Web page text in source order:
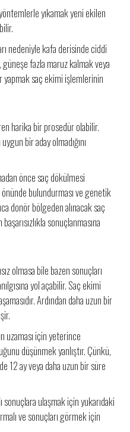
yıkamak yeni ekilen
nedeniyle kafa derisinde ciddi
fazla maruz kalmak veya
saç ekimi işlemlerinin
harika bir prosedür olabilir.
bir aday olmadığını
önce saç dökülmesi
bulundurması ve genetik
donör bölgeden alınacak saç
sonuçlanmasına
olmasa bile bazen sonuçları
yol açabilir. Saç ekimi
Ardından daha uzun bir
uzaması için yeterince
düşünmek yanlıştır. Çünkü,
12 ay veya daha uzun bir süre
ulaşmak için yukarıdaki
ve sonuçları görmek için